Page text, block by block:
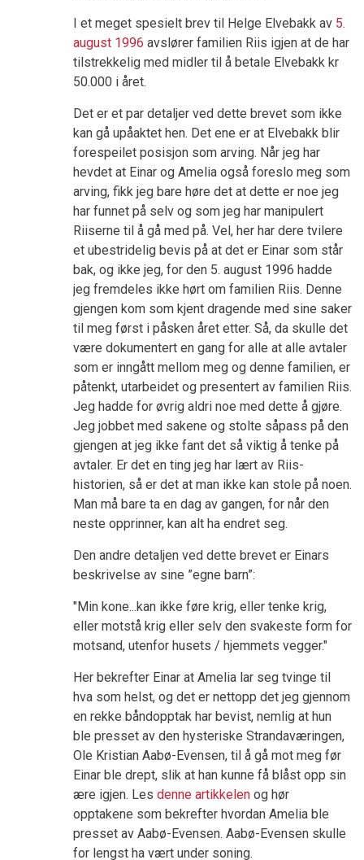
I et meget spesielt brev til Helge Elvebakk av 5.
august 1996 avslører familien Riis igjen at de har
tilstrekkelig med midler til å betale Elvebakk kr
50.000 i året.
Det er et par detaljer ved dette brevet som ikke
kan gå upåaktet hen. Det ene er at Elvebakk blir
forespeilet posisjon som arving. Når jeg har
hevdet at Einar og Amelia også foreslo meg som
arving, fikk jeg bare høre det at dette er noe jeg
har funnet på selv og som jeg har manipulert
Riiserne til å gå med på. Vel, her har dere tvilere
et ubestridelig bevis på at det er Einar som står
bak, og ikke jeg, for den 5. august 1996 hadde
jeg fremdeles ikke hørt om familien Riis. Denne
gjengen kom som kjent dragende med sine saker
til meg først i påsken året etter. Så, da skulle det
være dokumentert en gang for alle at alle avtaler
som er inngått mellom meg og denne familien, er
påtenkt, utarbeidet og presentert av familien Riis.
Jeg hadde for øvrig aldri noe med dette å gjøre.
Jeg jobbet med sakene og stolte såpass på den
gjengen at jeg ikke fant det så viktig å tenke på
avtaler. Er det en ting jeg har lært av Riis-
historien, så er det at man ikke kan stole på noen.
Man må bare ta en dag av gangen, for når den
neste opprinner, kan alt ha endret seg.
Den andre detaljen ved dette brevet er Einars
beskrivelse av sine ”egne barn”:
"Min kone...kan ikke føre krig, eller tenke krig,
eller motstå krig eller selv den svakeste form for
motsand, utenfor husets / hjemmets vegger."
Her bekrefter Einar at Amelia lar seg tvinge til
hva som helst, og det er nettopp det jeg gjennom
en rekke båndopptak har bevist, nemlig at hun
ble presset av den hysteriske Strandaværingen,
Ole Kristian Aabø-Evensen, til å gå mot meg før
Einar ble drept, slik at han kunne få blåst opp sin
ære igjen. Les denne artikkelen og hør
opptakene som bekrefter hvordan Amelia ble
presset av Aabø-Evensen. Aabø-Evensen skulle
for lengst ha vært under soning.